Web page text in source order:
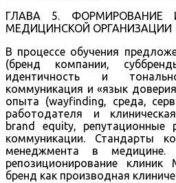
ГЛАВА 5. ФОРМИРОВАНИЕ
МЕДИЦИНСКОЙ ОРГАНИЗАЦИИ
В процессе обучения
(бренд компании,
идентичность и
коммуникация и «язык
опыта (wayfinding, среда,
работодателя и
brand equity, репутационные
коммуникации. Стандарты
менеджмента в медицине.
репозиционирование
бренд как производная